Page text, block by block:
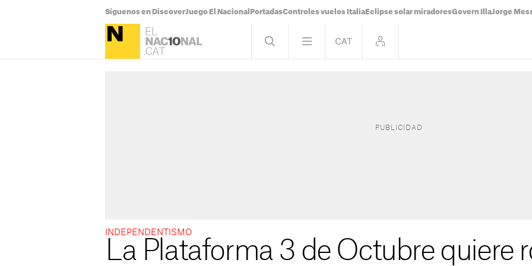
Síguenos en DiscoverJuego El Nacional PortadasControles vuelos Italia Eclipse solar miradoresGovern IllaJorge
INDEPENDENTISMO
La Plataforma 3 de Octubre quiere